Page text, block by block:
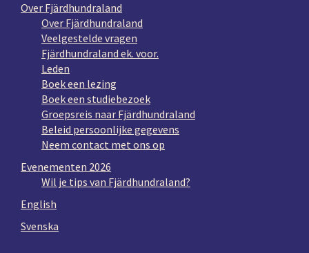
Over Fjärdhundraland
Over Fjärdhundraland
Veelgestelde vragen
Fjärdhundraland ek. voor.
Leden
Boek een lezing
Boek een studiebezoek
Groepsreis naar Fjärdhundraland
Beleid persoonlijke gegevens
Neem contact met ons op
Evenementen 2026
Wil je tips van Fjärdhundraland?
English
Svenska